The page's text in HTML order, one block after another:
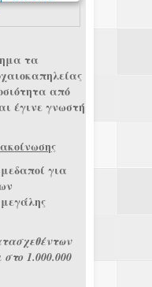
τα
από
έγινε γνωστή
για
1.000.000